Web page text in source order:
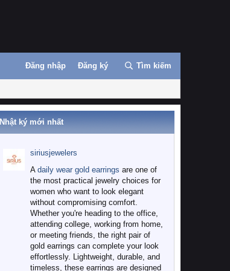
Đăng nhập Đăng ký Tìm kiếm
Nhật ký mới nhất
siriusjewelers
A daily wear gold earrings are one of
the most practical jewelry choices for
women who want to look elegant
without compromising comfort.
Whether you're heading to the office,
attending college, working from home,
or meeting friends, the right pair of
gold earrings can complete your look
effortlessly. Lightweight, durable, and
timeless, these earrings are designed